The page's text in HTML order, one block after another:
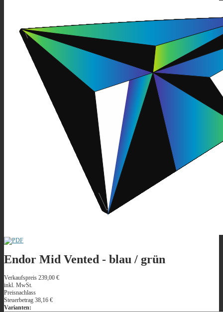
Endor Mid Vented - blau / grün
Verkaufspreis 239,00 €
inkl. MwSt.
Preisnachlass
Steuerbetrag 38,16 €
Varianten: